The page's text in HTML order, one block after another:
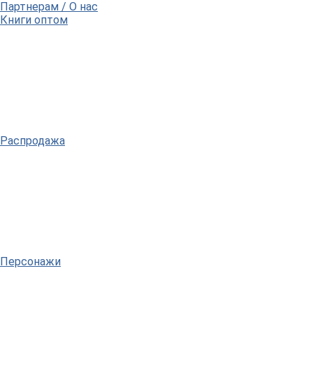
Партнерам / О нас
Книги оптом
Распродажа
Персонажи